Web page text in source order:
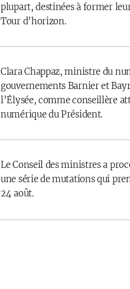
plupart, destinées à former
Tour d’horizon.
Clara Chappaz, ministre du
gouvernements Barnier et
l’Élysée, comme conseillère
numérique du Président.
Le Conseil des ministres a
une série de mutations qui
24 août.